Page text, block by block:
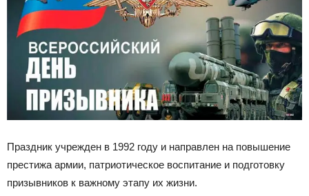
Праздник учрежден в 1992 году и направлен на повышение
престижа армии, патриотическое воспитание и подготовку
призывников к важному этапу их жизни.